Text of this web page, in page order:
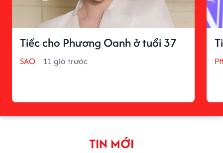
Tiếc cho Phương Oanh ở tuổi 37
SAO 11 giờ trước
TIN MỚI